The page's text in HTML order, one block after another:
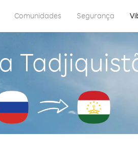
Comunidades Segurança